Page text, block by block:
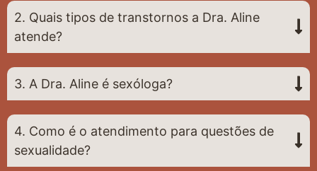
2. Quais tipos de transtornos a Dra. Aline
atende?
3. A Dra. Aline é sexóloga?
4. Como é o atendimento para questões de
sexualidade?